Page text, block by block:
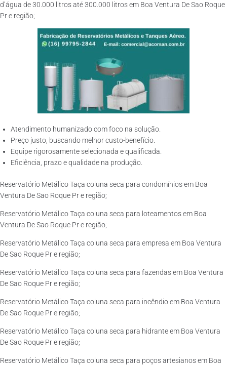
d’água de 30.000 litros até 300.000 litros em Boa Ventura De Sao Roque
Pr e região;
Atendimento humanizado com foco na solução.
Preço justo, buscando melhor custo-benefício.
Equipe rigorosamente selecionada e qualificada.
Eficiência, prazo e qualidade na produção.
Reservatório Metálico Taça coluna seca para condomínios em Boa
Ventura De Sao Roque Pr e região;
Reservatório Metálico Taça coluna seca para loteamentos em Boa
Ventura De Sao Roque Pr e região;
Reservatório Metálico Taça coluna seca para empresa em Boa Ventura
De Sao Roque Pr e região;
Reservatório Metálico Taça coluna seca para fazendas em Boa Ventura
De Sao Roque Pr e região;
Reservatório Metálico Taça coluna seca para incêndio em Boa Ventura
De Sao Roque Pr e região;
Reservatório Metálico Taça coluna seca para hidrante em Boa Ventura
De Sao Roque Pr e região;
Reservatório Metálico Taça coluna seca para poços artesianos em Boa